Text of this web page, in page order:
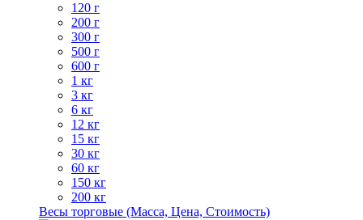
120 г
200 г
300 г
500 г
600 г
1 кг
3 кг
6 кг
12 кг
15 кг
30 кг
60 кг
150 кг
200 кг
Весы торговые (Масса, Цена, Стоимость)